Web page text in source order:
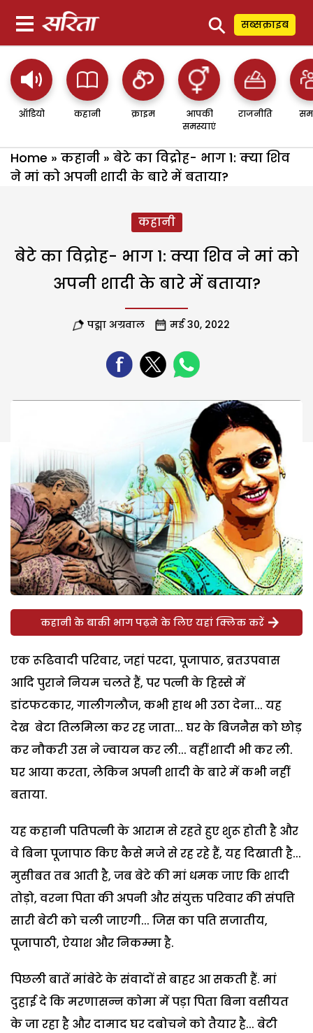
⚲ सब्सक्राइब
ऑडियो कहानी क्राइम
आपकी
समस्याएं
राजनीति
Home » कहानी » बेटे का विद्रोह- भाग 1: क्या शिव
ने मां को अपनी शादी के बारे में बताया?
कहानी
बेटे का विद्रोह- भाग 1: क्या शिव ने मां को
अपनी शादी के बारे में बताया?
पद्मा अग्रवाल मई 30, 2022
कहानी के बाकी भाग पढ़ने के लिए यहां क्लिक करें
एक रूढिवादी परिवार, जहां परदा, पूजापाठ, व्रतउपवास
आदि पुराने नियम चलते हैं, पर पत्नी के हिस्से में
डांटफटकार, गालीगलौज, कभी हाथ भी उठा देना... यह
देख बेटा तिलमिला कर रह जाता... घर के बिजनैस को छोड़
कर नौकरी उस ने ज्वायन कर ली... वहीं शादी भी कर ली.
घर आया करता, लेकिन अपनी शादी के बारे में कभी नहीं
बताया.
यह कहानी पतिपत्नी के आराम से रहते हुए शुरू होती है और
वे बिना पूजापाठ किए कैसे मजे से रह रहे हैं, यह दिखाती है...
मुसीबत तब आती है, जब बेटे की मां धमक जाए कि शादी
तोड़ो, वरना पिता की अपनी और संयुक्त परिवार की संपत्ति
सारी बेटी को चली जाएगी... जिस का पति सजातीय,
पूजापाठी, ऐयाश और निकम्मा है.
पिछली बातें मांबेटे के संवादों से बाहर आ सकती हैं. मां
दुहाई दे कि मरणासन्न कोमा में पड़ा पिता बिना वसीयत
के जा रहा है और दामाद घर दबोचने को तैयार है... बेटी